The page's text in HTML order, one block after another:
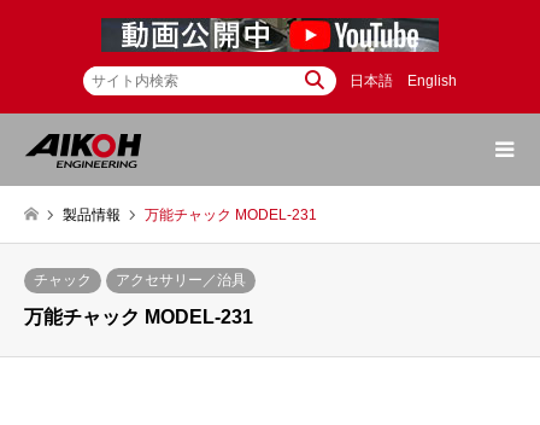
日本語 English
製品情報 万能チャック MODEL-231
チャック アクセサリー／治具
万能チャック MODEL-231